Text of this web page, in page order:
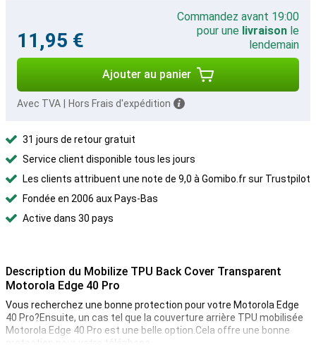
11,95 €
Commandez avant 19:00
pour une livraison le
lendemain
Ajouter au panier
Avec TVA Hors Frais d'expédition
31 jours de retour gratuit
Service client disponible tous les jours
Les clients attribuent une note de 9,0 à Gomibo.fr sur Trustpilot
Fondée en 2006 aux Pays-Bas
Active dans 30 pays
Description du Mobilize TPU Back Cover Transparent
Motorola Edge 40 Pro
Vous recherchez une bonne protection pour votre Motorola Edge
40 Pro?Ensuite, un cas tel que la couverture arrière TPU mobilisée
Motorola Edge 40 Pro est une belle option.Cela offre une bonne